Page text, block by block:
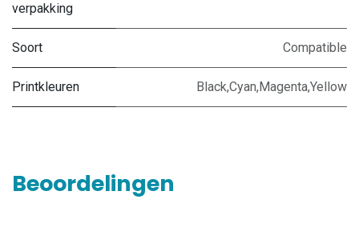
verpakking
Soort Compatible
Printkleuren Black,Cyan,Magenta,Yellow
Beoordelingen